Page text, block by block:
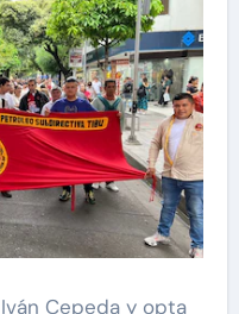
Cepeda y opta